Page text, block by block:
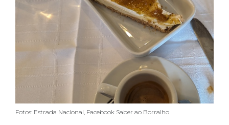
Fotos: Estrada Nacional, Facebook Saber ao Borralho